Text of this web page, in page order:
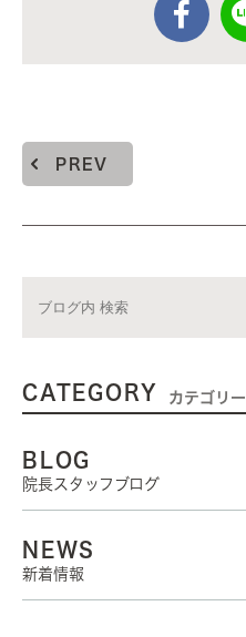
PREV
CATEGORY カテゴリー
BLOG
院長スタッフブログ
NEWS
新着情報